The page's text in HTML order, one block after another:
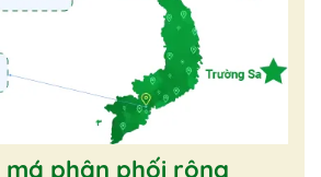
má phân phối rộng